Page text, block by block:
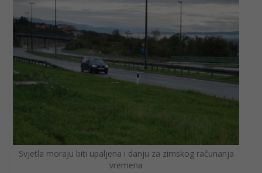
Svjetla moraju biti upaljena i danju za zimskog računanja
vremena